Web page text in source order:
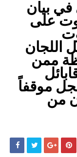
في بيان
على
اللجان
ممن
موقفاً
من